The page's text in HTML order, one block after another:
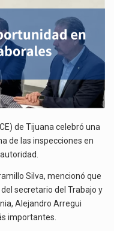
El Tribunal Federal de Justicia Administrativa (TFJA), a través de su Segunda Sala Regional en…
El Gobierno de Estados Unidos ha procesado la devolución de aproximadamente 100,000 millones de dólares…
de Tijuana celebró una
de las inspecciones en
Silva, mencionó que
secretario del Trabajo y
Alejandro Arregui
importantes.